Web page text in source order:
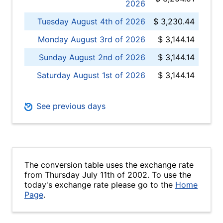
2026
Tuesday August 4th of 2026
$ 3,230.44
Monday August 3rd of 2026
$ 3,144.14
Sunday August 2nd of 2026
$ 3,144.14
Saturday August 1st of 2026
$ 3,144.14
See previous days
The conversion table uses the exchange rate
from Thursday July 11th of 2002. To use the
today's exchange rate please go to the Home
Page.